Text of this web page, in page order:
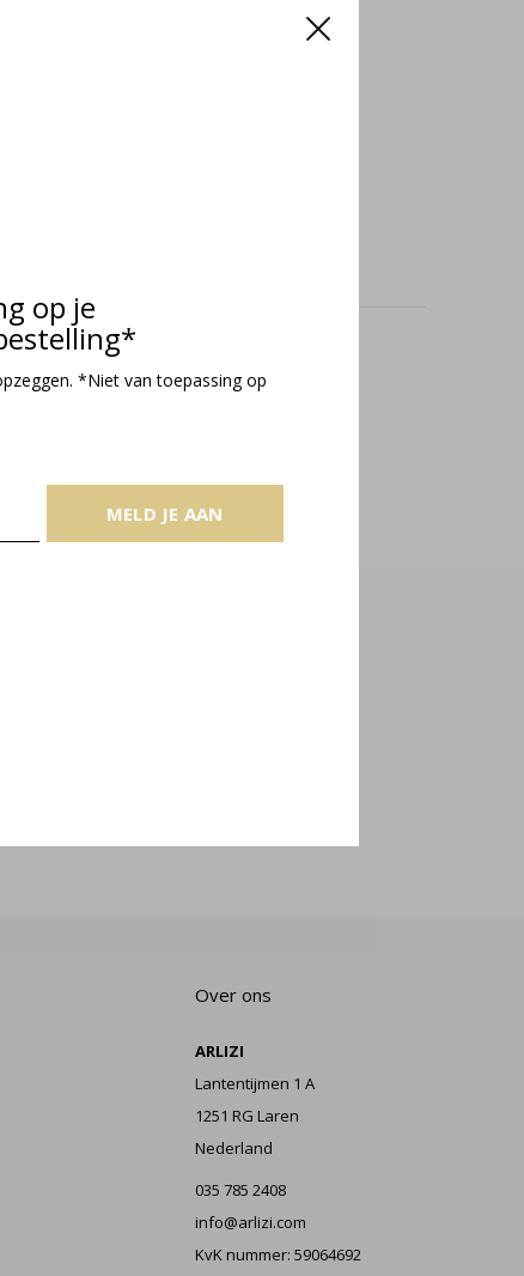
op je
*Niet van toepassing op
MELD JE AAN
Over ons
ARLIZI
Lantentijmen 1 A
1251 RG Laren
Nederland
035 785 2408
info@arlizi.com
KvK nummer: 59064692